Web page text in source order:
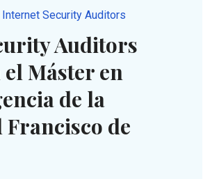
Internet Security Auditors
Auditors
Máster en
de la
de